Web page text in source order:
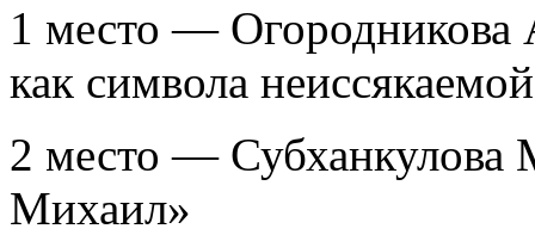
1 место — Огородникова
как символа
2 место —
Михаил»